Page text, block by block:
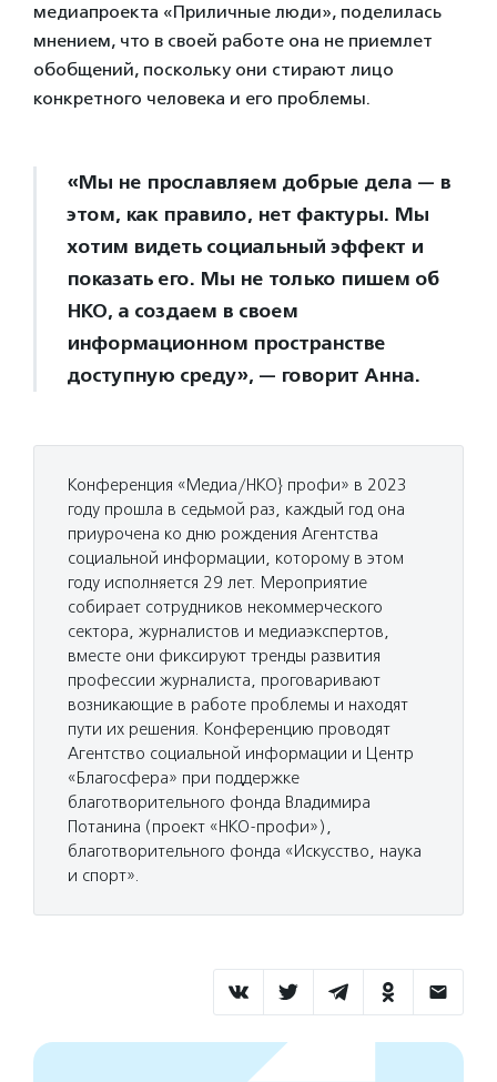
медиапроекта «Приличные люди», поделилась
мнением, что в своей работе она не приемлет
обобщений, поскольку они стирают лицо
конкретного человека и его проблемы.
«Мы не прославляем добрые дела — в
этом, как правило, нет фактуры. Мы
хотим видеть социальный эффект и
показать его. Мы не только пишем об
НКО, а создаем в своем
информационном пространстве
доступную среду», — говорит Анна.
Конференция «Медиа/НКО} профи» в 2023
году прошла в седьмой раз, каждый год она
приурочена ко дню рождения Агентства
социальной информации, которому в этом
году исполняется 29 лет. Мероприятие
собирает сотрудников некоммерческого
сектора, журналистов и медиаэкспертов,
вместе они фиксируют тренды развития
профессии журналиста, проговаривают
возникающие в работе проблемы и находят
пути их решения. Конференцию проводят
Агентство социальной информации и Центр
«Благосфера» при поддержке
благотворительного фонда Владимира
Потанина (проект «НКО-профи»),
благотворительного фонда «Искусство, наука
и спорт».